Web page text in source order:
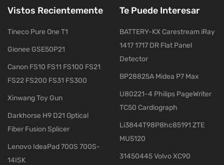
Vistos Recientemente
Tineco Pure One T1
Gionee GSE50P21
Canon FS10 FS11 FS100 FS21
FS22 FS200 FS31 FS300
Xinwang Toy Gun
Darkhorse H9 D21 Optical
Fiber Fusion Splicer
Lenovo IdeaPad 700S 700S-
14ISK
Te Puede Interesar
BATTERY-KX Carestream iRay
1417 1717 DR Flat Panel
Detector
BP28825A Midea P7 Max
U80221-4 Philips PageWriter
TC50 Cardiograph
Li3844T98P8hc85191 ZTE
MU5120
31450445 Volvo XC90